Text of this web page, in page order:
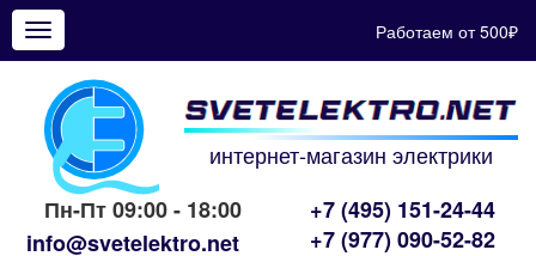
Показать
меню
Работаем от 500₽
интернет-магазин электрики
Пн-Пт 09:00 - 18:00
info@svetelektro.net
+7 (495) 151-24-44
+7 (977) 090-52-82